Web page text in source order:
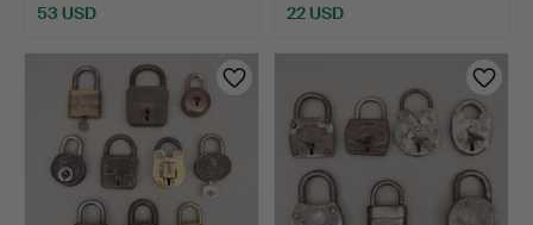
53 USD 22 USD